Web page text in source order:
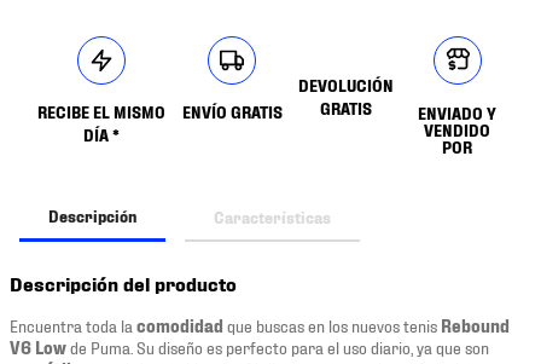
RECIBE EL MISMO
DÍA *
ENVÍO GRATIS
DEVOLUCIÓN
GRATIS
ENVIADO Y
VENDIDO
POR
Descripción Características
Descripción del producto
Encuentra toda la comodidad que buscas en los nuevos tenis Rebound
V6 Lowde Puma. Su diseño es perfecto para el uso diario, ya que son